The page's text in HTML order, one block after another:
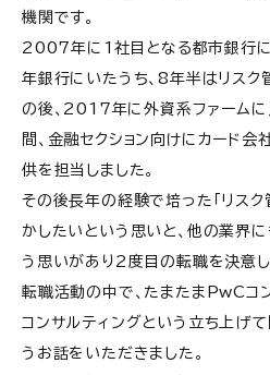
機関です。
2007年に1社目となる都市銀行に
年銀行にいたうち、8年半はリスク
の後、2017年に外資系ファームに
間、金融セクション向けにカード
供を担当しました。
その後長年の経験で培った「リス
かしたいという思いと、他の業界
う思いがあり2度目の転職を決意し
転職活動の中で、たまたまPwCコ
コンサルティングという立ち上げ
うお話をいただきました。